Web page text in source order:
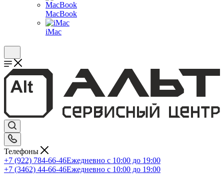
MacBook
iMac
Телефоны
+7 (922) 784-66-46Ежедневно с 10:00 до 19:00
+7 (3462) 44-66-46Ежедневно с 10:00 до 19:00